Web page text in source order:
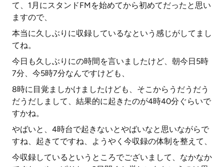
て、1月にスタンドFMを始めてから初めてだったと思い
ますので、
本当に久しぶりに収録しているなという感じがしてまし
てね。
今日も久しぶりにの時間を言いましたけど、朝今日5時
7分、今5時7分なんですけども、
8時に目覚ましかけましたけども、そこからうだうだう
だうだしまして、結果的に起きたのが4時40分ぐらいで
すかね。
やばいと、4時台で起きないとやばいなと思いながらで
すね、起きてですね、ようやく今収録の体制を整えて、
今収録しているというところでございまして、なかなか